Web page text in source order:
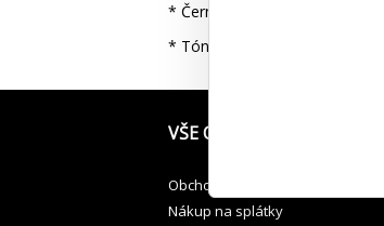
* Černé, nylonové struny,
* Tónované, matné lakování
VŠE O NÁKUPU
Obchodní podmínky
Nákup na splátky